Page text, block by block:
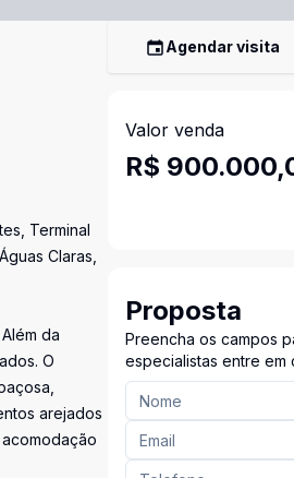
Terminal
Claras,
da
O
arejados
Agendar visita
Valor venda
R$
Proposta
Preencha os campos
especialistas entre em